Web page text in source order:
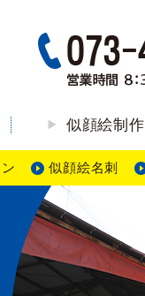
似顔絵制作
似顔絵名刺